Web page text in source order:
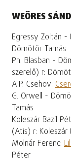
WEÖRES
Egressy Zoltán -
Dömötör Tamás
Ph. Blasban -
szerelő) r:
A.P. Csehov:
G. Orwell -
Tamás
Koleszár Bazil
(Atis) r: Koleszár
Molnár Ferenc:
Péter